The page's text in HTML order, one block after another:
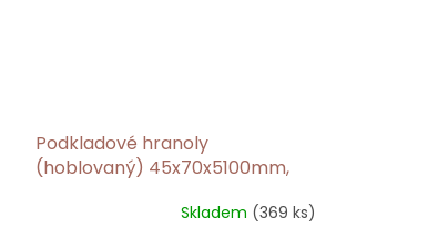
Podkladové hranoly
(hoblovaný) 45x70x5100mm,
Skladem (369 ks)